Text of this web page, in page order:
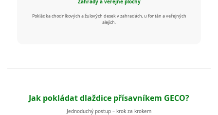
Zahrady a veřejné plochy
Pokládka chodníkových a žulových desek v zahradách, u fontán a veřejných
alejích.
Jak pokládat dlaždice přísavníkem GECO?
Jednoduchý postup – krok za krokem